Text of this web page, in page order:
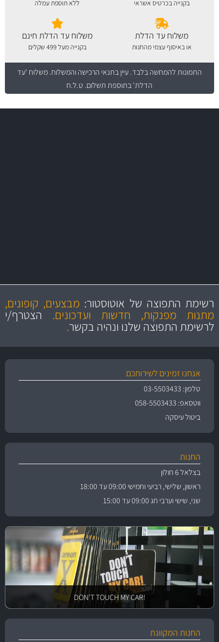
בקנייה בכרטיס אשראי ללא תוספת עמלה
משלוח עד הדלת
או באיסוף עצמי מהחנות
משלוח עד הדלת חינם
בקנייה מעל 499 שקלים
התמונות להמחשה בלבד.עיין בתנאי הרכישה והמשלוח. משלוח 'עד
הדלת' בתוספת תשלום. ט.ל.ח
מקצועיות
ושירות מצויין
מחירים
הוגנים
והיצע מוצרים איכותירשימת התפוצה של אוטוסטור: מבצעים, קופונים,
מתנות מפנקות, חדשות ועדכונים.הצטרף/י
לרשימת התפוצה שלנו ונהיה בקשר.
אנחנו זמינים לשירותכם
טלפון: 03-5503433
ווטסאפ: 058-5503433
ביטול עיסקה
החנות
בצלאל 6 חולון
ראשון, שלישי, רביעי וחמישי 09:00 עד 18:00
שני, שישי וערבי חג 09:00 עד 15:00
!DON'T TOUCH MY CAR
החנות המקוונת